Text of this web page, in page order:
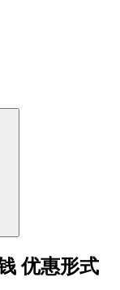
优惠形式